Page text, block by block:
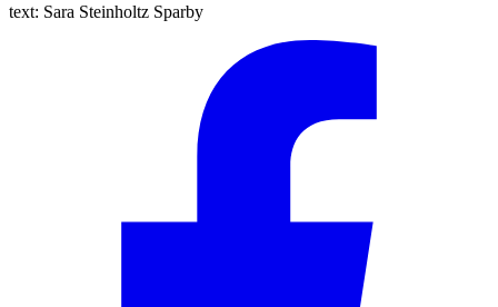
text: Sara Steinholtz Sparby